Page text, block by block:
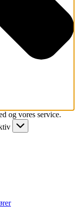
og vores service.